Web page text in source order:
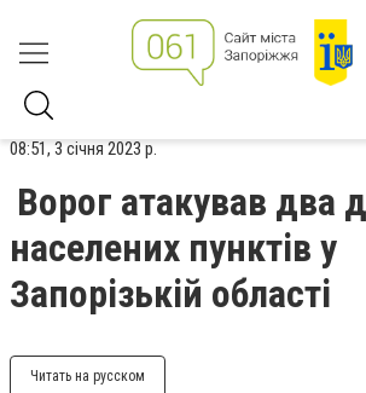
08:51, 3 січня 2023 р.
Ворог атакував два
населених пунктів у
Запорізькій області
Читать на русском